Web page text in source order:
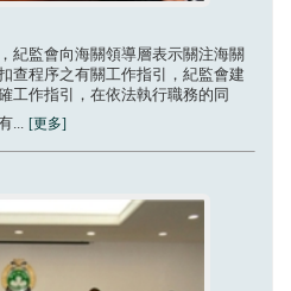
紀監會向海關領導層表示關注海關
查程序之有關工作指引，紀監會建
工作指引，在依法執行職務的同
... [更多]